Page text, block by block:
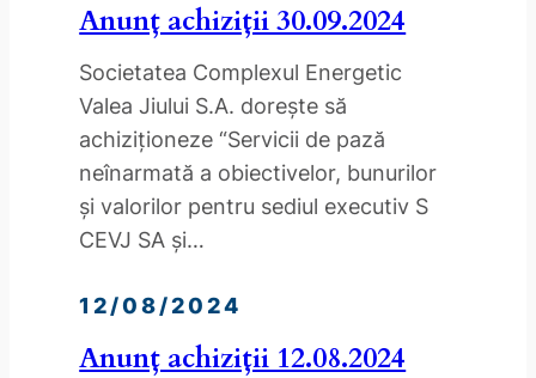
Anunț achiziții 30.09.2024
Societatea Complexul Energetic
Valea Jiului S.A. doreşte să
achiziţioneze “Servicii de pază
neînarmată a obiectivelor, bunurilor
și valorilor pentru sediul executiv S
CEVJ SA și…
12/08/2024
Anunț achiziții 12.08.2024